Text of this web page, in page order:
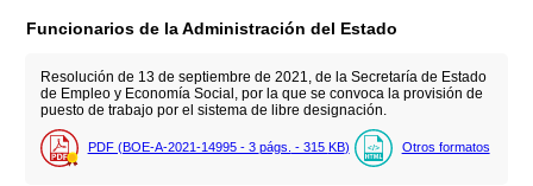
Funcionarios de la Administración del Estado
Resolución de 13 de septiembre de 2021, de la Secretaría de Estado
de Empleo y Economía Social, por la que se convoca la provisión de
puesto de trabajo por el sistema de libre designación.
PDF (BOE-A-2021-14995 - 3 págs. - 315 KB) Otros formatos